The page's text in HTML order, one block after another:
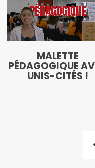
MALETTE
PÉDAGOGIQUE
UNIS-CITÉS !